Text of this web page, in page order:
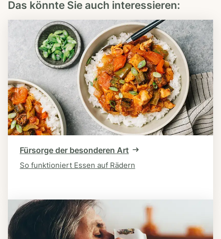
Das könnte Sie auch interessieren:
Fürsorge der besonderen Art
So funktioniert Essen auf Rädern